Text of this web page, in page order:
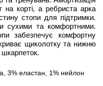
на корті, а ребриста арка
стопи для підтримки.
сухими та комфортними.
забезпечує комфортну
щиколотку та нижню
шкарпеток.
3% еластан, 1% нейлон